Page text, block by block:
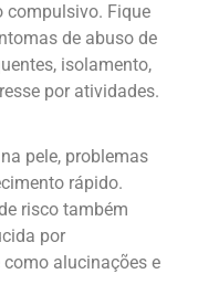
compulsivo. Fique
de abuso de
isolamento,
por atividades.
pele, problemas
rápido.
risco também
por
alucinações e